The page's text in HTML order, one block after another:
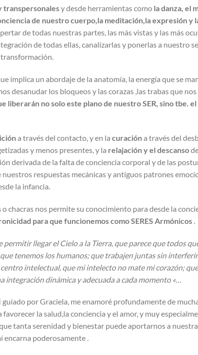
transpersonalesy desde herramientas como la danza, el
de nuestro cuerpo,la meditación,la expresión y
de todas nuestras partes, las más vistas y las más
de todas ellas, canalizarlas y ponerlas a nuestro
implica un abordaje de la anatomía, la energía que se
desanudar los bloqueos y las corazas ,las trabas que
liberarán no solo este plano de nuestro SER, sino tbe.
a través del contacto, y en la curacióna través del
y menos presentes, y la relajación y el descanso
derivada de la falta de conciencia corporal y de las
respuestas mecánicas y antiguos patrones
la infancia.
o chacras nos permite su conocimiento para desde la
para que funcionemos como SERES Armónicos
permitir llegar el Cielo a la Tierra, que parece que todos
tenemos los humanos; que trabajen juntas sin
intelectual, que mi intelecto no mate mi corazón;
integración dinámica y adecuada a cada momento «…
por Graciela, me enamoré profundamente de
la salud,la conciencia y el amor, y muy
tanta serenidad y bienestar puede aportarnos a
encarna poderosamente .